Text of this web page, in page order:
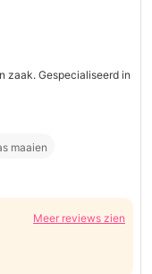
zaak. Gespecialiseerd in
maaien
Meer reviews zien